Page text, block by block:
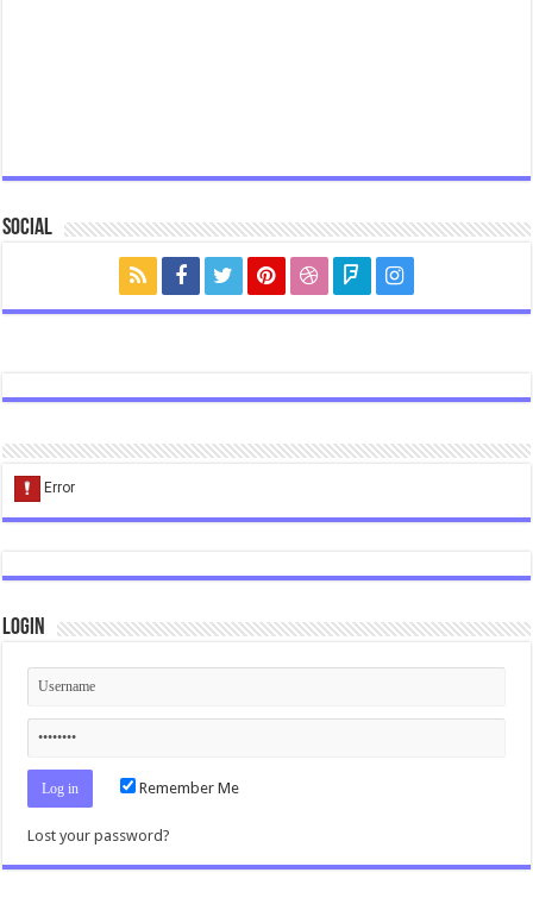
Social
Login
Remember Me
Lost your password?